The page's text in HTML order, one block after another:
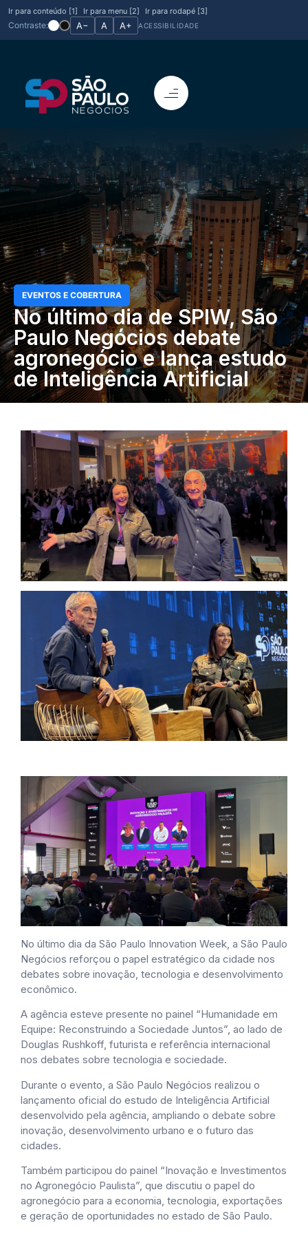
Ir para conteúdo [1] Ir para menu [2] Ir para rodapé [3]
Contraste: A− A A+ ACESSIBILIDADE
EVENTOS E COBERTURA
No último dia de SPIW, São
Paulo Negócios debate
agronegócio e lança estudo
de Inteligência Artificial
No último dia da São Paulo Innovation Week, a São Paulo
Negócios reforçou o papel estratégico da cidade nos
debates sobre inovação, tecnologia e desenvolvimento
econômico.
A agência esteve presente no painel “Humanidade em
Equipe: Reconstruindo a Sociedade Juntos”, ao lado de
Douglas Rushkoff, futurista e referência internacional
nos debates sobre tecnologia e sociedade.
Durante o evento, a São Paulo Negócios realizou o
lançamento oficial do estudo de Inteligência Artificial
desenvolvido pela agência, ampliando o debate sobre
inovação, desenvolvimento urbano e o futuro das
cidades.
Também participou do painel “Inovação e Investimentos
no Agronegócio Paulista”, que discutiu o papel do
agronegócio para a economia, tecnologia, exportações
e geração de oportunidades no estado de São Paulo.